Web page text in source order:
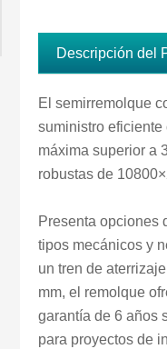
Descripción del
El semirremolque
suministro eficiente
máxima superior a
robustas de
Presenta opciones
tipos mecánicos y
un tren de
mm, el remolque
garantía de 6 años
para proyectos de